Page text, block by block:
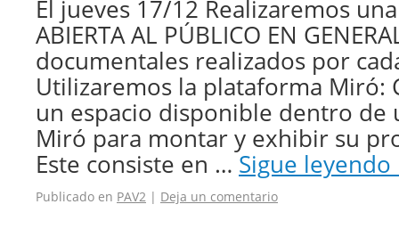
El jueves 17/12 Realizaremos una
ABIERTA AL PÚBLICO EN
documentales realizados por
Utilizaremos la plataforma Miró:
un espacio disponible dentro de
Miró para montar y exhibir su
Este consiste en … Sigue leyendo
Publicado en PAV2 | Deja un comentario